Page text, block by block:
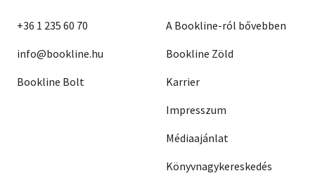
+36 1 235 60 70
info@bookline.hu
Bookline Bolt
A Bookline-ról bővebben
Bookline Zöld
Karrier
Impresszum
Médiaajánlat
Könyvnagykereskedés